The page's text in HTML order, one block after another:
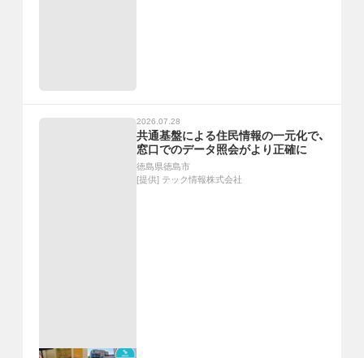
2026.07.28
共通基盤による住民情報の一元化で、
窓口でのデータ照会がより正確に
徳島県徳島市
[提供] テック情報株式会社